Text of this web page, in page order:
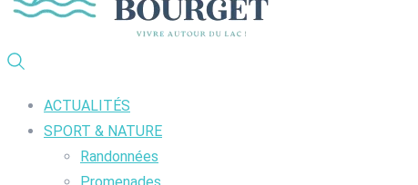
ACTUALITÉS
SPORT & NATURE
Randonnées
Promenades